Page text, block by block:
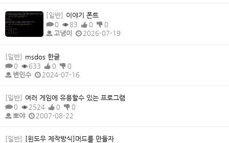
[일반] 이야기 폰트
0
83 0
0
고냉이
2026-07-19
[일반] msdos 한글
0
633 0
0
변인수
2024-07-16
[일반] 여러 게임에 유용할수 있는 프로그램
0
2524 0
0
뽀야
2007-08-22
[일반]
[윈도우 제작방식]머드를 만들자